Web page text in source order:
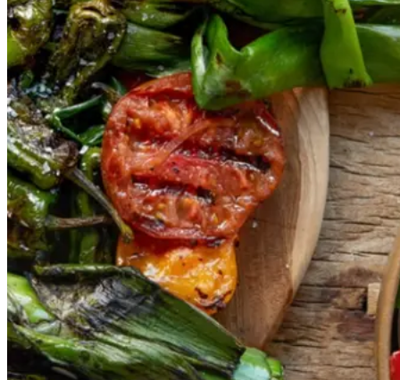
Gem opskrift
Vegansk
Vegetarisk
Vores version af den traditionelle
salat empedrat fra det catalanske
køkken. Spis den med brød som
en let frokost eller i et større
måltid som her. Salbitxada minder
noget om en anden ligeledes
catalansk sauce, romesco. I
Catalonien spises den til såkaldte
calcots, der er små porrelignende
løg. Dem griller man helt sorte, så
fjerner man den yderste skal og
dypper det fløjlsbløde løg i
saucen. Calcots er svære at
opdrive på disse kanter, men små
nye porrer kan bruges.